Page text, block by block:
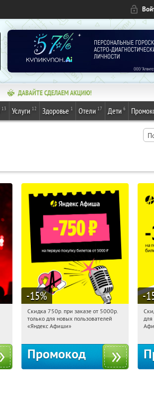
ДАВАЙТЕ СДЕЛАЕМ АКЦИЮ!
13 Услуги 12 Здоровье 1 Отели 17 Дети 6
-15%
01:36:59 Получили:114
Россия
Скидка 750р. при заказе от 5000р.
только для новых пользователей
«Яндекс Афиши»
Промокод
-
для